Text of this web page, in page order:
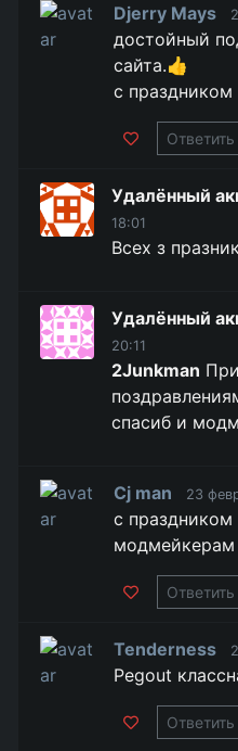
Djerry Mays
достойный
сайта.👍
с праздником
Ответить
Удалённый
18:01
Всех з
Удалённый
20:11
2Junkman
спасиб и
Cj man 23
с праздником
модмейкерам
Ответить
Tenderness
Pegout
Ответить